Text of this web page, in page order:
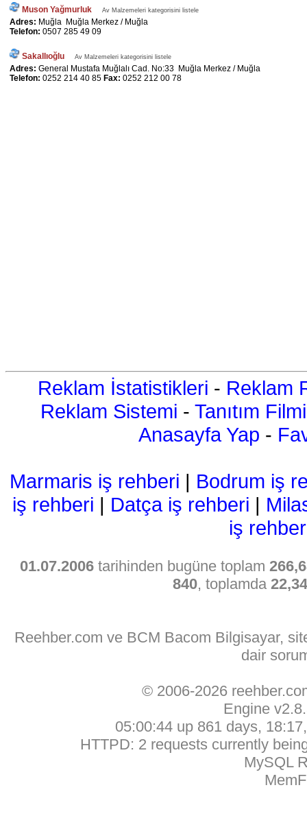
Muson Yağmurluk Av Malzemeleri kategorisini listele
Adres: Muğla Muğla Merkez / Muğla
Telefon: 0507 285 49 09
Sakallıoğlu Av Malzemeleri kategorisini listele
Adres: General Mustafa Muğlalı Cad. No:33 Muğla Merkez / Muğla
Telefon: 0252 214 40 85 Fax: 0252 212 00 78
Reklam İstatistikleri - Reklam
Reklam Sistemi - Tanıtım Filmi
Anasayfa Yap -
Marmaris iş rehberi | Bodrum iş
iş rehberi | Datça iş rehberi |
iş
01.07.2006 tarihinden bugüne toplam
840, toplamda
Reehber.com ve BCM Bacom Bilgisayar,
dair
© 2006-2026
Engine
05:00:44 up 861 days,
HTTPD: 2 requests currently
MySQL